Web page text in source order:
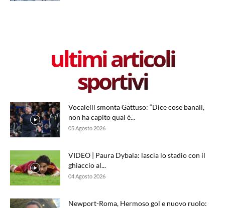
ultimi articoli
sportivi
Vocalelli smonta Gattuso: “Dice cose banali,
non ha capito qual è...
05 Agosto 2026
VIDEO | Paura Dybala: lascia lo stadio con il
ghiaccio al...
04 Agosto 2026
Newport-Roma, Hermoso gol e nuovo ruolo: